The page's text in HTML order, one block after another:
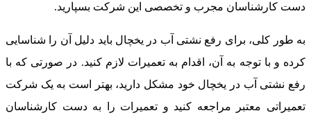
دست کارشناسان مجرب و تخصصی این شرکت بسپارید.
به طور کلی، برای رفع نشتی آب در یخچال باید دلیل آن را شناسایی
کرده و با توجه به آن، اقدام به تعمیرات لازم کنید. در صورتی که با
رفع نشتی آب در یخچال خود مشکل دارید، بهتر است به یک شرکت
تعمیراتی معتبر مراجعه کنید و تعمیرات را به دست کارشناسان